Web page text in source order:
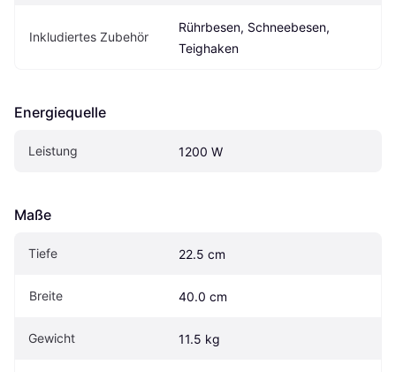
Inkludiertes Zubehör
Rührbesen, Schneebesen,
Teighaken
Energiequelle
Leistung 1200 W
Maße
Tiefe 22.5 cm
Breite 40.0 cm
Gewicht 11.5 kg